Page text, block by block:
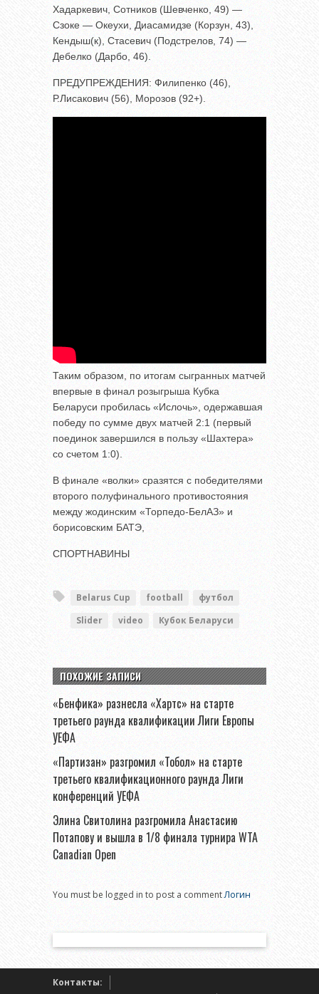
Хадаркевич, Сотников (Шевченко, 49) —
Сзоке — Океухи, Диасамидзе (Корзун, 43),
Кендыш(к), Стасевич (Подстрелов, 74) —
Дебелко (Дарбо, 46).
ПРЕДУПРЕЖДЕНИЯ: Филипенко (46),
Р.Лисакович (56), Морозов (92+).
Таким образом, по итогам сыгранных матчей
впервые в финал розыгрыша Кубка
Беларуси пробилась «Ислочь», одержавшая
победу по сумме двух матчей 2:1 (первый
поединок завершился в пользу «Шахтера»
со счетом 1:0).
В финале «волки» сразятся с победителями
второго полуфинального противостояния
между жодинским «Торпедо-БелАЗ» и
борисовским БАТЭ,
СПОРТНАВИНЫ
Belarus Cup football
футбол
Slider
video Кубок Беларуси
ПОХОЖИЕ ЗАПИСИ
«Бенфика» разнесла «Хартс» на старте
третьего раунда квалификации Лиги Европы
УЕФА
«Партизан» разгромил «Тобол» на старте
третьего квалификационного раунда Лиги
конференций УЕФА
Элина Свитолина разгромила Анастасию
Потапову и вышла в 1/8 финала турнира WTA
Canadian Open
You must be logged in to post a commentЛогин
Контакты: